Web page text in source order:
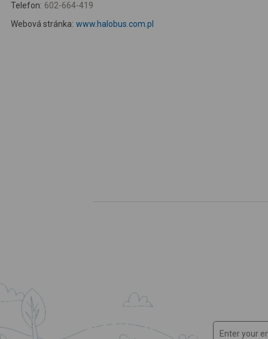
Telefon: 602-664-419
Webová stránka: www.halobus.com.pl